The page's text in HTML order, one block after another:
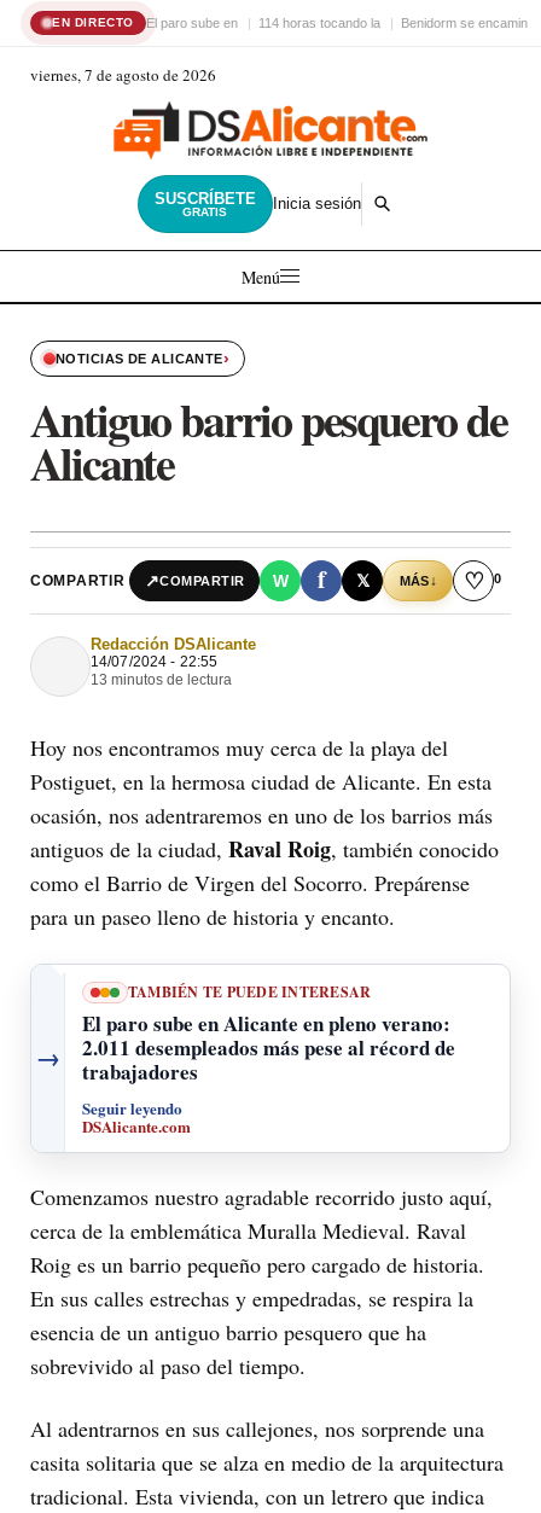
EN DIRECTO El paro sube en 114 horas tocando la Benidorm se encamina
viernes, 7 de agosto de 2026
SUSCRÍBETE
GRATIS Inicia sesión
Menú
NOTICIAS DE ALICANTE›
Antiguo barrio pesquero de
Alicante
COMPARTIR ↗COMPARTIR W f 𝕏 MÁS↓ ♡ 0
Redacción DSAlicante
14/07/2024 - 22:55
13 minutos de lectura
Hoy nos encontramos muy cerca de la playa del
Postiguet, en la hermosa ciudad de Alicante. En esta
ocasión, nos adentraremos en uno de los barrios más
antiguos de la ciudad, Raval Roig, también conocido
como el Barrio de Virgen del Socorro. Prepárense
para un paseo lleno de historia y encanto.
→
TAMBIÉN TE PUEDE INTERESAR
El paro sube en Alicante en pleno verano:
2.011 desempleados más pese al récord de
trabajadores
Seguir leyendo
DSAlicante.com
Comenzamos nuestro agradable recorrido justo aquí,
cerca de la emblemática Muralla Medieval. Raval
Roig es un barrio pequeño pero cargado de historia.
En sus calles estrechas y empedradas, se respira la
esencia de un antiguo barrio pesquero que ha
sobrevivido al paso del tiempo.
Al adentrarnos en sus callejones, nos sorprende una
casita solitaria que se alza en medio de la arquitectura
tradicional. Esta vivienda, con un letrero que indica